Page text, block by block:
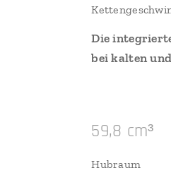
Die
bei kalten
59,8 cm³
Hubraum